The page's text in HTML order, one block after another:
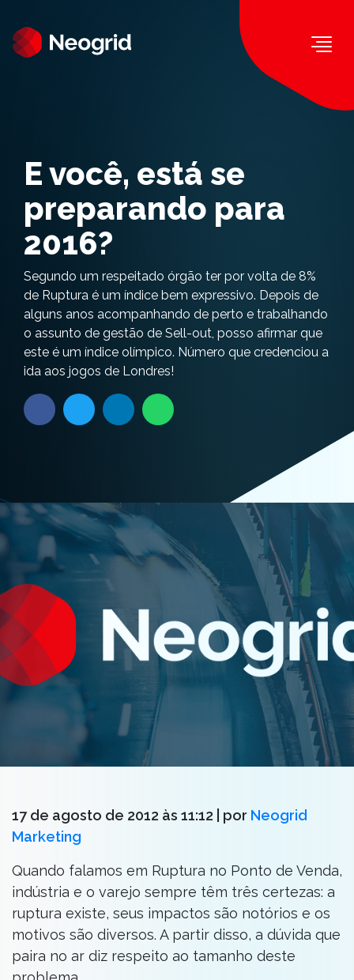
E você, está se
preparando para
2016?
Segundo um respeitado órgão ter por volta de 8%
de Ruptura é um índice bem expressivo. Depois de
alguns anos acompanhando de perto e trabalhando
o assunto de gestão de Sell-out, posso afirmar que
este é um índice olímpico. Número que credenciou a
ida aos jogos de Londres!
17 de agosto de 2012 às 11:12 | por Neogrid
Marketing
Quando falamos em Ruptura no Ponto de Venda,
indústria e o varejo sempre têm três certezas: a
ruptura existe, seus impactos são notórios e os
motivos são diversos. A partir disso, a dúvida que
paira no ar diz respeito ao tamanho deste